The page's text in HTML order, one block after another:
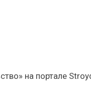
на портале